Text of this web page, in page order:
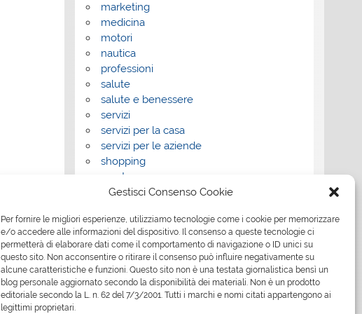
Gestisci Consenso Cookie
Per fornire le migliori esperienze, utilizziamo tecnologie come i cookie per memorizzare
e/o accedere alle informazioni del dispositivo. Il consenso a queste tecnologie ci
permetterà di elaborare dati come il comportamento di navigazione o ID unici su
questo sito. Non acconsentire o ritirare il consenso può influire negativamente su
alcune caratteristiche e funzioni. Questo sito non è una testata giornalistica bensì un
blog personale aggiornato secondo la disponibilità dei materiali. Non è un prodotto
editoriale secondo la L. n. 62 del 7/3/2001. Tutti i marchi e nomi citati appartengono ai
legittimi proprietari.
marketing
medicina
motori
nautica
professioni
salute
salute e benessere
servizi
servizi per la casa
servizi per le aziende
shopping
sport
Tech
travel
Uncategorized
viaggi
web
web marketing
wedding